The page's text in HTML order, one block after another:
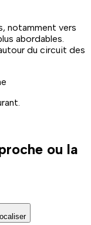
notamment vers
abordables.
du circuit des
ou la